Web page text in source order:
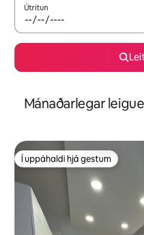
Útritun
Mánaðarlegar
Í uppáhaldi hjá gestum
Í uppáhaldi hjá gestum